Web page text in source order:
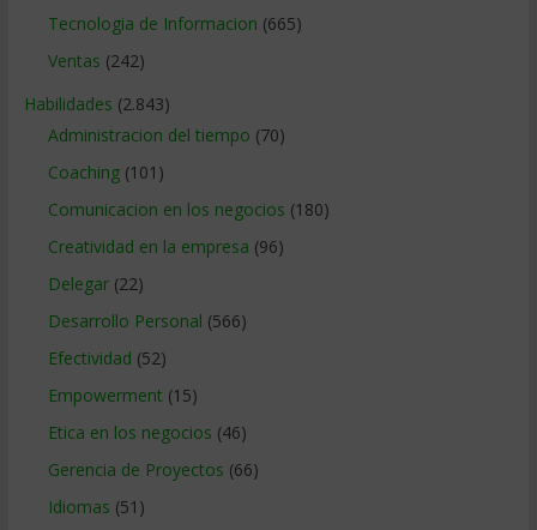
Tecnologia de Informacion (665)
Ventas (242)
Habilidades (2.843)
Administracion del tiempo (70)
Coaching(101)
Comunicacion en los negocios (180)
Creatividad en la empresa (96)
Delegar(22)
Desarrollo Personal (566)
Efectividad (52)
Empowerment (15)
Etica en los negocios (46)
Gerencia de Proyectos (66)
Idiomas (51)